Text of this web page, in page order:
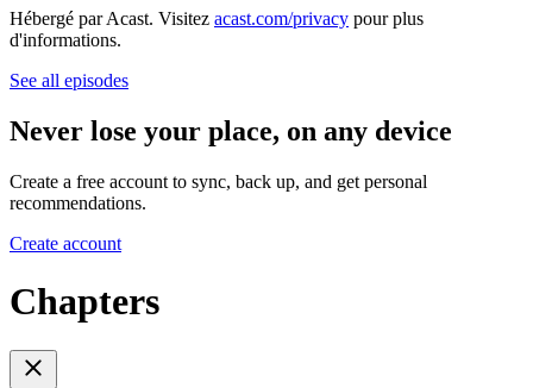
Hébergé par Acast. Visitez acast.com/privacy pour plus
d'informations.
See all episodes
Never lose your place, on any device
Create a free account to sync, back up, and get personal
recommendations.
Create account
Chapters